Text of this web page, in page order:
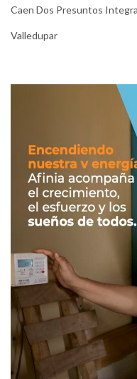
Caen Dos Presuntos
Valledupar